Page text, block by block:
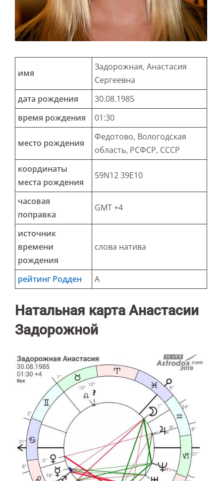
имя
Задорожная, Анастасия
Сергеевна
дата рождения
30.08.1985
время рождения
01:30
место рождения
Федотово, Вологодская
область, РСФСР, СССР
координаты
места рождения
59N12 39E10
часовая
поправка
GMT +4
источник
времени
рождения
слова натива
рейтинг Родден А
Натальная карта Анастасии
Задорожной